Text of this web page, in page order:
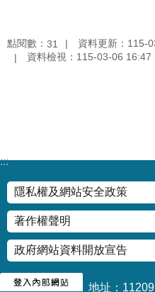
商
輔
學
資
源
政
府
資
訊
點閱數： 31
資料更新：115-
資料檢視：115-03-06 16:47
:::
隱私權及網站安全政策
著作權聲明
政府網站資料開放宣告
地址：